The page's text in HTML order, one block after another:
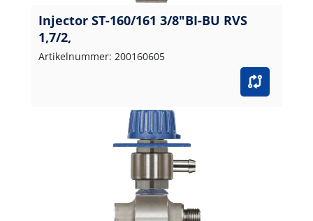
Injector ST-160/161 3/8"BI-BU RVS
1,7/2,
Artikelnummer: 200160605